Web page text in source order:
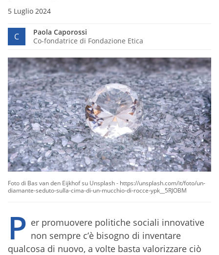
5 Luglio 2024
C
Paola Caporossi
Co-fondatrice di Fondazione Etica
Foto di Bas van den Eijkhof su Unsplash - https://unsplash.com/it/foto/un-
diamante-seduto-sulla-cima-di-un-mucchio-di-rocce-ypk__5RJOBM
P er promuovere politiche sociali innovative
non sempre c’è bisogno di inventare
qualcosa di nuovo, a volte basta valorizzare ciò